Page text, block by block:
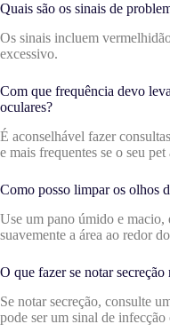
Quais são os sinais de
Os sinais incluem
excessivo.
Com que frequência devo
oculares?
É aconselhável fazer
e mais frequentes se o seu
Como posso limpar os olhos
Use um pano úmido e
suavemente a área ao redor
O que fazer se notar
Se notar secreção, consulte
pode ser um sinal de